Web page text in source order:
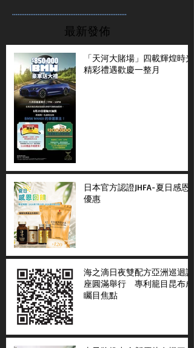
...............................................................
最新發佈
「天河大賭場」四載輝煌時光
精彩禮遇歡慶一整月
日本官方認證JHFA-夏日感恩
優惠
海之滴日夜雙配方亞洲巡迴講
座圓滿舉行 專利籠目昆布成
矚目焦點